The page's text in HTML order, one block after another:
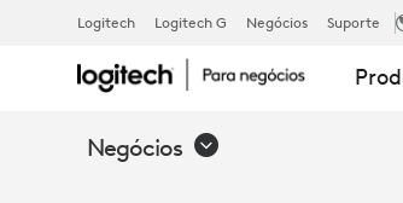
CABO
USB
Logitech Logitech G Negócios Suporte
Negócios